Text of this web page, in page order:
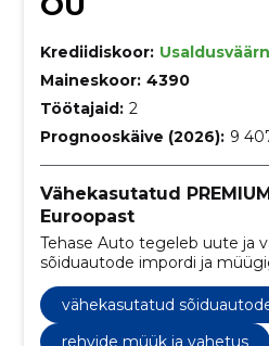
Krediidiskoor:
Maineskoor: 4390
Töötajaid: 2
Prognooskäive (2026): 9
Vähekasutatud
Euroopast
Tehase Auto tegeleb uute ja
sõiduautode impordi ja
Volkswagen ja Volvo.
vähekasutatud
rehvide müük ja vahetus